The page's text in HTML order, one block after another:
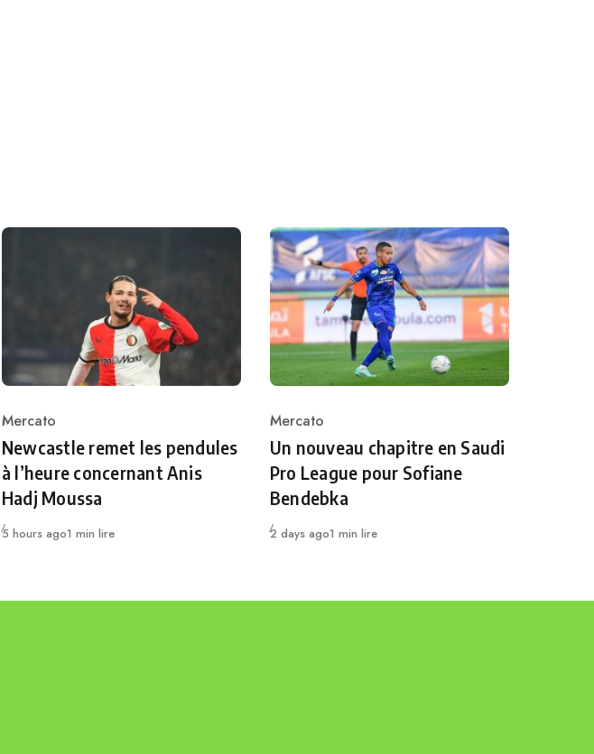
Category
Mercato
Newcastle remet les pendules
à l’heure concernant Anis
Hadj Moussa
Publié
5 hours ago1 min lire
Category
Mercato
Un nouveau chapitre en Saudi
Pro League pour Sofiane
Bendebka
Publié
2 days ago1 min lire